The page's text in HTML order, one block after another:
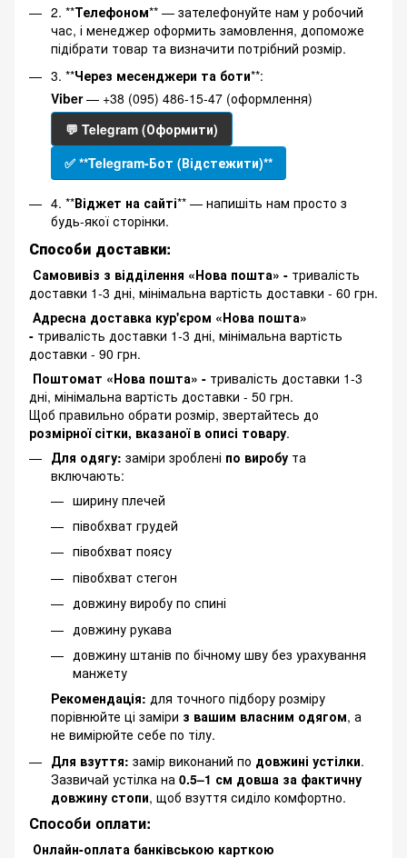
2. **Телефоном** — зателефонуйте нам у робочий
час, і менеджер оформить замовлення, допоможе
підібрати товар та визначити потрібний розмір.
3. **Через месенджери та боти**:
Viber— +38 (095) 486-15-47 (оформлення)
💬 Telegram (Оформити)
✅ **Telegram-Бот (Відстежити)**
4. **Віджет на сайті** — напишіть нам просто з
будь-якої сторінки.
Способи доставки:
Самовивіз з відділення «Нова пошта» - тривалість
доставки 1-3 дні, мінімальна вартість доставки - 60 грн.
Адресна доставка кур'єром «Нова пошта»
- тривалість доставки 1-3 дні, мінімальна вартість
доставки - 90 грн.
Поштомат «Нова пошта» - тривалість доставки 1-3
дні, мінімальна вартість доставки - 50 грн.
Щоб правильно обрати розмір, звертайтесь до
розмірної сітки, вказаної в описі товару.
Для одягу: заміри зроблені по виробу та
включають:
ширину плечей
півобхват грудей
півобхват поясу
півобхват стегон
довжину виробу по спині
довжину рукава
довжину штанів по бічному шву без урахування
манжету
Рекомендація: для точного підбору розміру
порівнюйте ці заміри з вашим власним одягом, а
не вимірюйте себе по тілу.
Для взуття: замір виконаний по довжині устілки.
Зазвичай устілка на 0.5–1 см довша за фактичну
довжину стопи, щоб взуття сиділо комфортно.
Способи оплати:
Онлайн-оплата банківською карткою